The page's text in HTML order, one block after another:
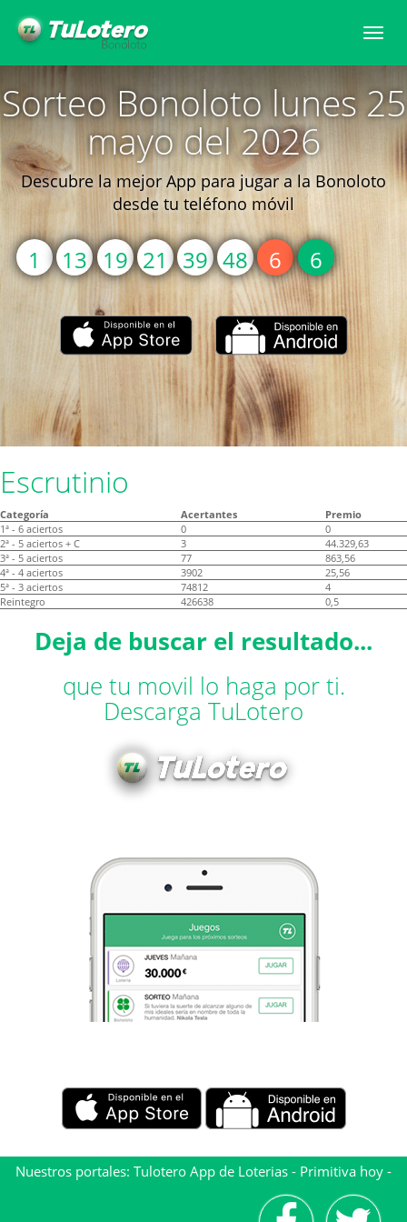
Sorteo Bonoloto lunes 25
mayo del 2026
Descubre la mejor App para jugar a la Bonoloto
desde tu teléfono móvil
1 13 19 21 39 48 6 6
Escrutinio
Categoría Acertantes
Premio
1ª - 6 aciertos
0
0
2ª - 5 aciertos + C
3
44.329,63
3ª - 5 aciertos
77
863,56
4ª - 4 aciertos
3902
25,56
5ª - 3 aciertos
74812
4
Reintegro
426638 0,5
Deja de buscar el resultado...
que tu movil lo haga por ti.
Descarga TuLotero
Nuestros portales: Tulotero App de Loterias - Primitiva hoy -